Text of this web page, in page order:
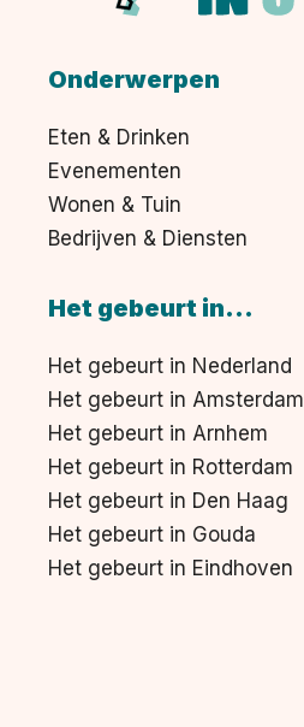
Onderwerpen
Eten & Drinken
Evenementen
Wonen & Tuin
Bedrijven & Diensten
Het gebeurt in...
Het gebeurt in Nederland
Het gebeurt in Amsterdam
Het gebeurt in Arnhem
Het gebeurt in Rotterdam
Het gebeurt in Den Haag
Het gebeurt in Gouda
Het gebeurt in Eindhoven